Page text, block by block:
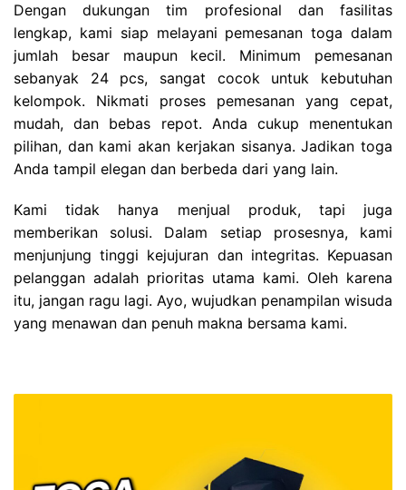
Dengan dukungan tim profesional dan fasilitas
lengkap, kami siap melayani pemesanan toga dalam
jumlah besar maupun kecil. Minimum pemesanan
sebanyak 24 pcs, sangat cocok untuk kebutuhan
kelompok. Nikmati proses pemesanan yang cepat,
mudah, dan bebas repot. Anda cukup menentukan
pilihan, dan kami akan kerjakan sisanya. Jadikan toga
Anda tampil elegan dan berbeda dari yang lain.
Kami tidak hanya menjual produk, tapi juga
memberikan solusi. Dalam setiap prosesnya, kami
menjunjung tinggi kejujuran dan integritas. Kepuasan
pelanggan adalah prioritas utama kami. Oleh karena
itu, jangan ragu lagi. Ayo, wujudkan penampilan wisuda
yang menawan dan penuh makna bersama kami.